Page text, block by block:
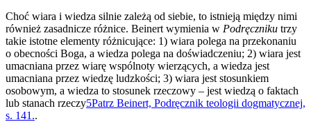
Choć wiara i wiedza silnie zależą od siebie, to istnieją między nimi
również zasadnicze różnice. Beinert wymienia w Podręczniku trzy
takie istotne elementy różnicujące: 1) wiara polega na przekonaniu
o obecności Boga, a wiedza polega na doświadczeniu; 2) wiara jest
umacniana przez wiarę wspólnoty wierzących, a wiedza jest
umacniana przez wiedzę ludzkości; 3) wiara jest stosunkiem
osobowym, a wiedza to stosunek rzeczowy – jest wiedzą o faktach
lub stanach rzeczy5Patrz Beinert, Podręcznik teologii dogmatycznej,
s. 141..